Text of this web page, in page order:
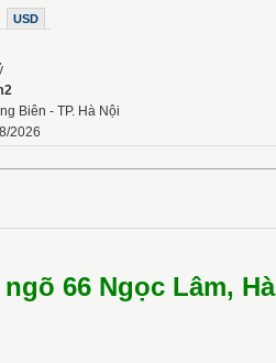
USD
Biên - TP. Hà Nội
2026
66 Ngọc Lâm, Hà